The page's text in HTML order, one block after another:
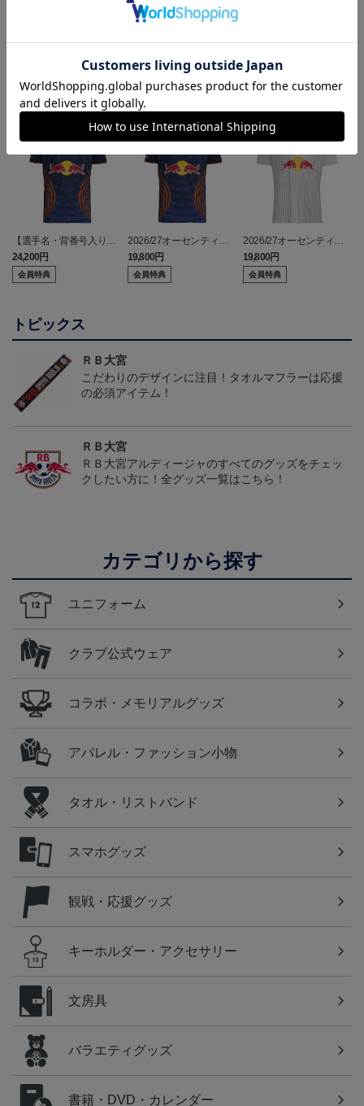
ランキング
【選手名・背番号入り】
2026/27オーセンティッ
クユニフォーム（フィー
ルド1st）
24,200円
会員特典
2026/27オーセンティッ
クユニフォーム（フィー
ルド1st）
19,800円
会員特典
2026/27オーセンティッ
クユニフォーム（フィー
ルド2nd）
19,800円
会員特典
トピックス
ＲＢ大宮
こだわりのデザインに注目！タオルマフラーは応援
の必須アイテム！
ＲＢ大宮
ＲＢ大宮アルディージャのすべてのグッズをチェッ
クしたい方に！全グッズ一覧はこちら！
カテゴリから探す
ユニフォーム
クラブ公式ウェア
コラボ・メモリアルグッズ
アパレル・ファッション小物
タオル・リストバンド
スマホグッズ
観戦・応援グッズ
キーホルダー・アクセサリー
文房具
バラエティグッズ
書籍・DVD・カレンダー